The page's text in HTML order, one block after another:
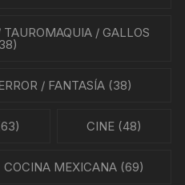
/ GALLOS
/ FANTASÍA(38)
CINE(48)
COCINA MEXICANA (69)